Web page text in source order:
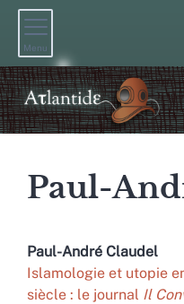
Menu
Paul-
Paul-André Claudel
Islamologie et utopie
siècle : le journal Il